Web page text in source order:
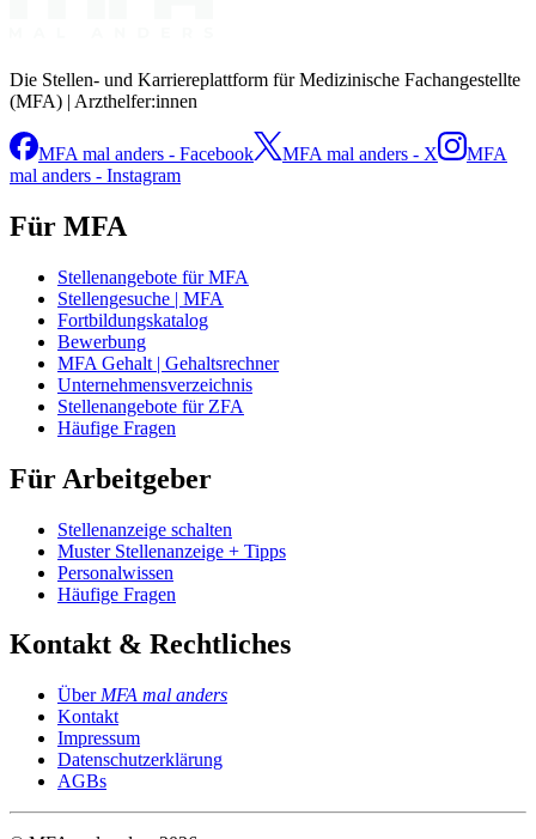
Die Stellen- und Karriereplattform für Medizinische Fachangestellte
(MFA) | Arzthelfer:innen
MFA mal anders - Facebook MFA mal anders - X
MFA
mal anders - Instagram
Für MFA
Stellenangebote für MFA
Stellengesuche | MFA
Fortbildungskatalog
Bewerbung
MFA Gehalt | Gehaltsrechner
Unternehmensverzeichnis
Stellenangebote für ZFA
Häufige Fragen
Für Arbeitgeber
Stellenanzeige schalten
Muster Stellenanzeige + Tipps
Personalwissen
Häufige Fragen
Kontakt & Rechtliches
Über MFA mal anders
Kontakt
Impressum
Datenschutzerklärung
AGBs